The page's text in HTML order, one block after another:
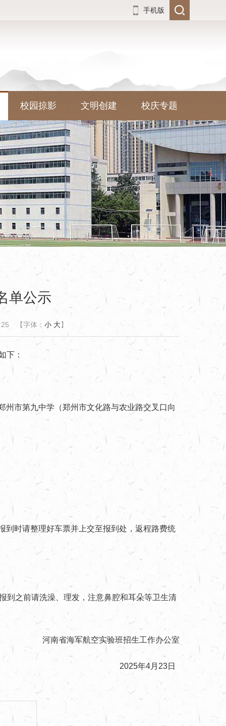
手机版
校园掠影 文明创建 校庆专题
单公示
【字体： 小 大】
下：
市第九中学（郑州市文化路与农业路交叉口向
到时请整理好车票并上交至报到处，返程路费统
到之前请洗澡、理发，注意鼻腔和耳朵等卫生清
河南省海军航空实验班招生工作办公室
2025年4月23日